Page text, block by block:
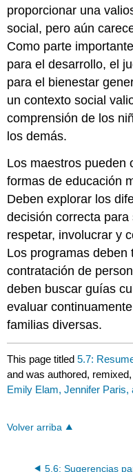
proporcionar una
social, pero aún
Como parte
para el desarrollo, el
para el bienestar
un contexto social
comprensión de los
los demás.
Los maestros pueden
formas de educación
Deben explorar los
decisión correcta
respetar, involucrar y
Los programas deben
contratación de
deben buscar guías
evaluar
familias diversas.
This page titled5.7:
and was authored,
Emily Elam, Jennifer Paris,
Volver arriba